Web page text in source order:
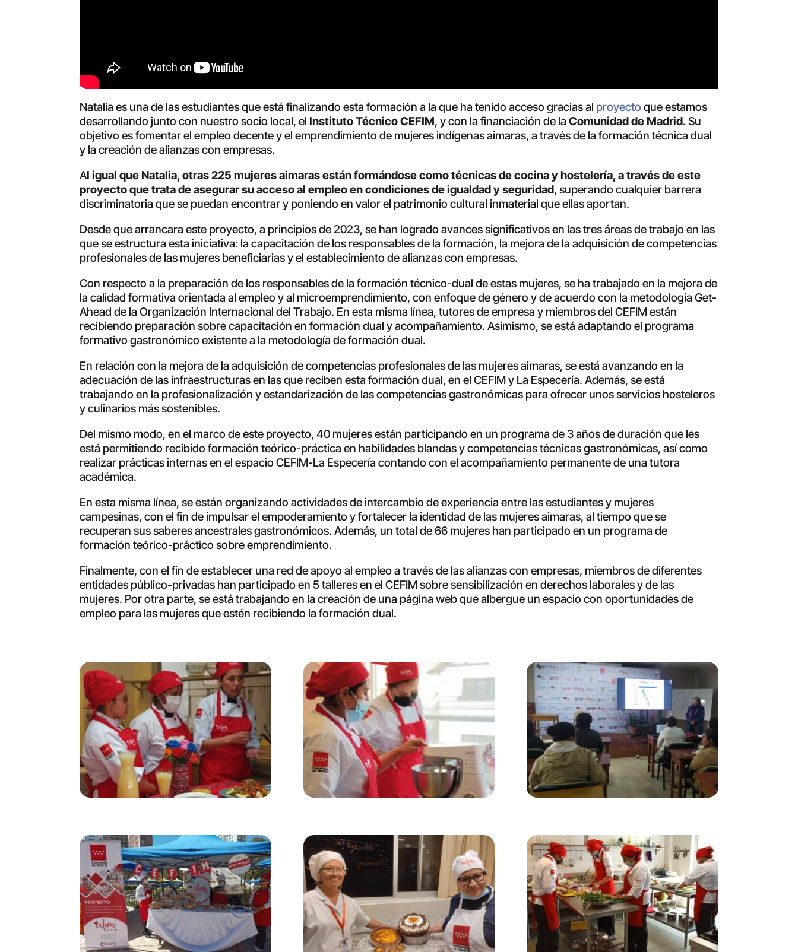
Natalia es una de las estudiantes que está finalizando esta formación a la que ha tenido acceso gracias al proyecto que estamos
desarrollando junto con nuestro socio local, elInstituto Técnico CEFIM, y con la financiación de laComunidad de Madrid. Su
objetivo es fomentar el empleo decente y el emprendimiento de mujeres indígenas aimaras, a través de la formación técnica dual
y la creación de alianzas con empresas.
Al igual que Natalia, otras 225 mujeres aimaras están formándose como técnicas de cocina y hostelería, a través de este
proyecto que trata de asegurar su acceso al empleo en condiciones de igualdad y seguridad, superando cualquier barrera
discriminatoria que se puedan encontrar y poniendo en valor el patrimonio cultural inmaterial que ellas aportan.
Desde que arrancara este proyecto, a principios de 2023, se han logrado avances significativos en las tres áreas de trabajo en las
que se estructura esta iniciativa: la capacitación de los responsables de la formación, la mejora de la adquisición de competencias
profesionales de las mujeres beneficiarias y el establecimiento de alianzas con empresas.
Con respecto a la preparación de los responsables de la formación técnico-dual de estas mujeres, se ha trabajado en la mejora de
la calidad formativa orientada al empleo y al microemprendimiento, con enfoque de género y de acuerdo con la metodología Get-
Ahead de la Organización Internacional del Trabajo. En esta misma línea, tutores de empresa y miembros del CEFIM están
recibiendo preparación sobre capacitación en formación dual y acompañamiento. Asimismo, se está adaptando el programa
formativo gastronómico existente a la metodología de formación dual.
En relación con la mejora de la adquisición de competencias profesionales de las mujeres aimaras, se está avanzando en la
adecuación de las infraestructuras en las que reciben esta formación dual, en el CEFIM y La Especería. Además, se está
trabajando en la profesionalización y estandarización de las competencias gastronómicas para ofrecer unos servicios hosteleros
y culinarios más sostenibles.
Del mismo modo, en el marco de este proyecto, 40 mujeres están participando en un programa de 3 años de duración que les
está permitiendo recibido formación teórico-práctica en habilidades blandas y competencias técnicas gastronómicas, así como
realizar prácticas internas en el espacio CEFIM-La Especería contando con el acompañamiento permanente de una tutora
académica.
En esta misma línea, se están organizando actividades de intercambio de experiencia entre las estudiantes y mujeres
campesinas, con el fin de impulsar el empoderamiento y fortalecer la identidad de las mujeres aimaras, al tiempo que se
recuperan sus saberes ancestrales gastronómicos. Además, un total de 66 mujeres han participado en un programa de
formación teórico-práctico sobre emprendimiento.
Finalmente, con el fin de establecer una red de apoyo al empleo a través de las alianzas con empresas, miembros de diferentes
entidades público-privadas han participado en 5 talleres en el CEFIM sobre sensibilización en derechos laborales y de las
mujeres. Por otra parte, se está trabajando en la creación de una página web que albergue un espacio con oportunidades de
empleo para las mujeres que estén recibiendo la formación dual.